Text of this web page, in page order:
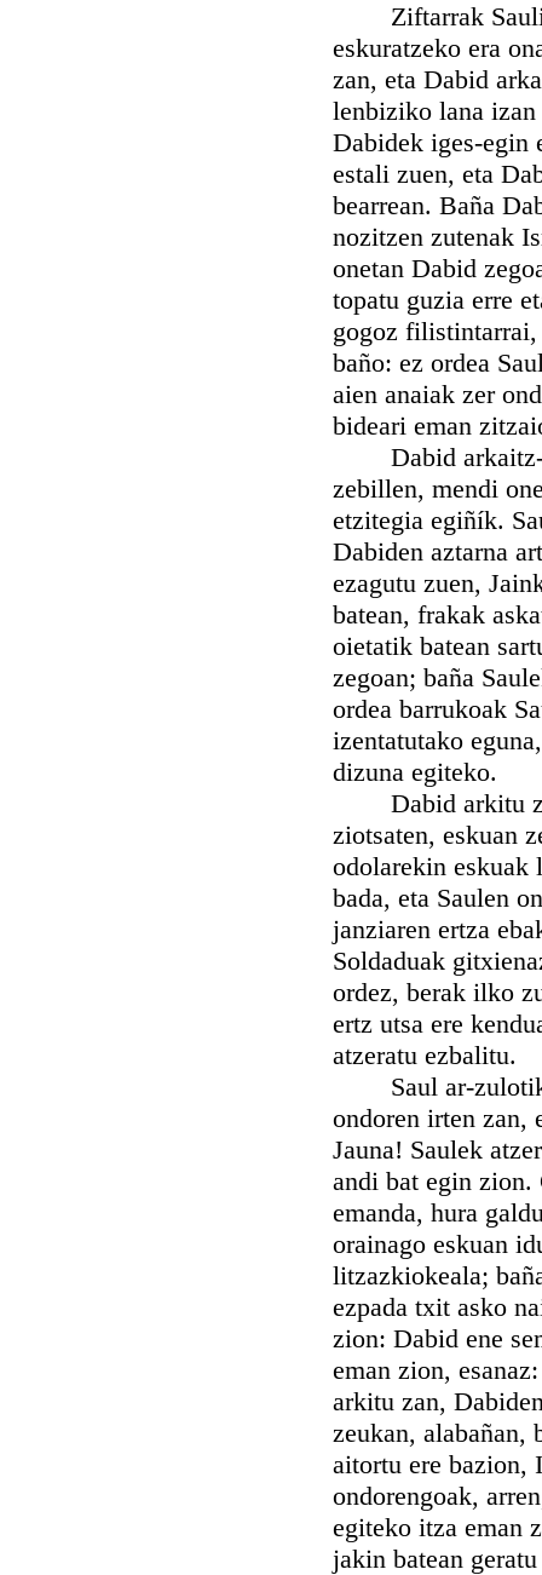
Ziftarrak Sauli
eskuratzeko era
zan, eta Dabid
lenbiziko lana
Dabidek iges-egin
estali zuen, eta
bearrean. Baña
nozitzen zutenak
onetan Dabid
topatu guzia erre
gogoz
baño: ez ordea
aien anaiak zer
bideari eman
Dabid arkaitz-
zebillen, mendi
etzitegia egiñík.
Dabiden aztarna
ezagutu zuen,
batean, frakak
oietatik batean
zegoan; baña
ordea barrukoak
izentatutako
dizuna egiteko.
Dabid arkitu
ziotsaten, eskuan
odolarekin
bada, eta Saulen
janziaren ertza
Soldaduak
ordez, berak ilko
ertz utsa ere
atzeratu ezbalitu.
Saul ar-zulotik
ondoren irten zan,
Jauna! Saulek
andi bat egin zion.
emanda, hura
orainago eskuan
litzazkiokeala;
ezpada txit asko
zion: Dabid ene
eman zion,
arkitu zan,
zeukan, alabañan,
aitortu ere bazion,
ondorengoak,
egiteko itza eman
jakin batean